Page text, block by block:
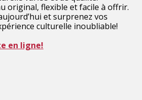
original, flexible et facile à offrir.
et surprenez vos
culturelle inoubliable!
en ligne!